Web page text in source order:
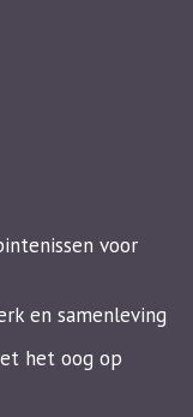
voor
en samenleving
het oog op